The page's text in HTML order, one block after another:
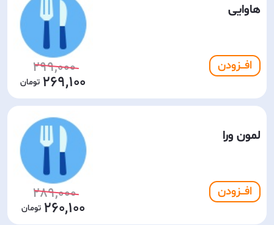
هاوایی
افـــزودن 299,000
269,100
لمون ورا
افـــزودن 289,000
260,100